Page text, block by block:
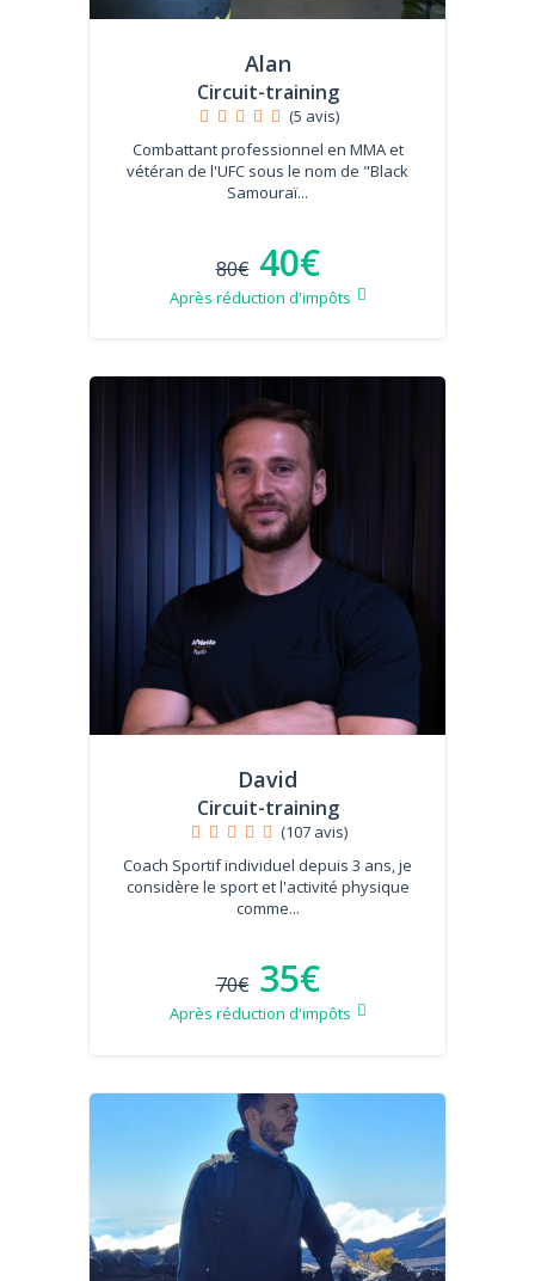
Alan
Circuit-training
(5 avis)
Combattant professionnel en MMA et
vétéran de l'UFC sous le nom de "Black
Samouraï...
80€ 40€
Après réduction d'impôts
David
Circuit-training
(107 avis)
Coach Sportif individuel depuis 3 ans, je
considère le sport et l'activité physique
comme...
70€ 35€
Après réduction d'impôts